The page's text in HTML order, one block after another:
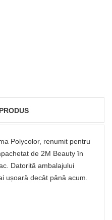
Polycolor, renumit pentru
de 2M Beauty în
Datorită ambalajului
ușoară decât până acum.